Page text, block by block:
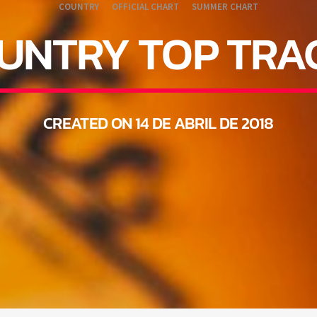
COUNTRY OFFICIAL CHART SUMMER CHART
TOP
CREATED ON 14 DE ABRIL DE 2018